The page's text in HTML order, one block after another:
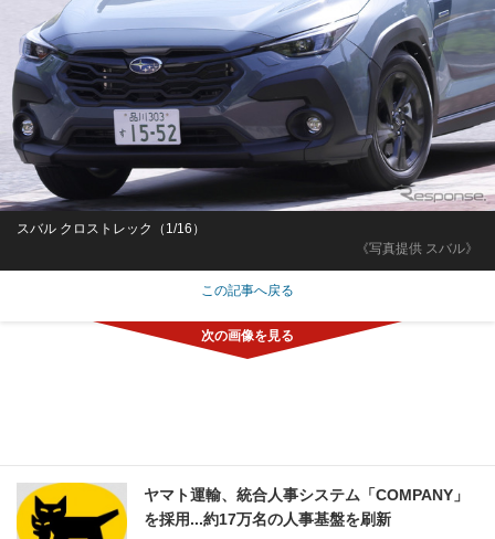
《写真提供 スバル》
スバル クロストレック（1/16）
この記事へ戻る
ヤマト運輸、統合人事システム「COMPANY」
を採用...約17万名の人事基盤を刷新